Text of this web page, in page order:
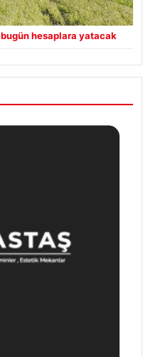
hesaplara yatacak